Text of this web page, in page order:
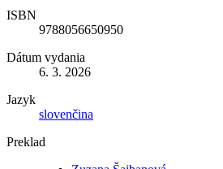
ISBN
9788056650950
Dátum vydania
6. 3. 2026
Jazyk
slovenčina
Preklad